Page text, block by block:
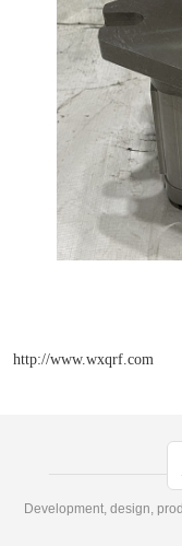
http://www.wxqrf.com